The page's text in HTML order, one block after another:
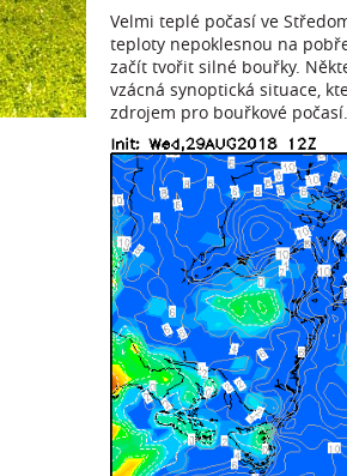
Velmi teplé počasí ve
teploty nepoklesnou na
začít tvořit silné bouřky.
vzácná synoptická situace,
zdrojem pro bouřkové